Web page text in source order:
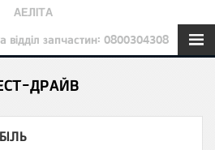
АЕЛІТА
відділ запчастин: 0800304308
ДРАЙВ